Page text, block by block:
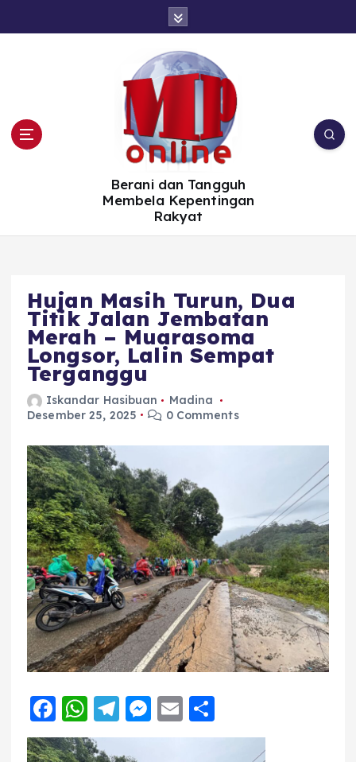
Berani dan Tangguh
Membela Kepentingan
Rakyat
Hujan Masih Turun, Dua
Titik Jalan Jembatan
Merah – Muarasoma
Longsor, Lalin Sempat
Terganggu
Iskandar Hasibuan
Madina
Desember 25, 2025
0 Comments
F
a
W
h
T
el
M
e
E
m h